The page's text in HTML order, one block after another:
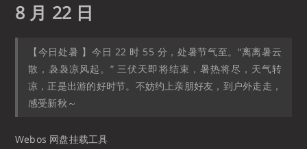
8 月 22 日
【今日处暑 】今日 22 时 55 分，处暑节气至。“离离暑云
散，袅袅凉风起。” 三伏天即将结束，暑热将尽，天气转
凉，正是出游的好时节。不妨约上亲朋好友，到户外走走，
感受新秋～
Webos 网盘挂载工具